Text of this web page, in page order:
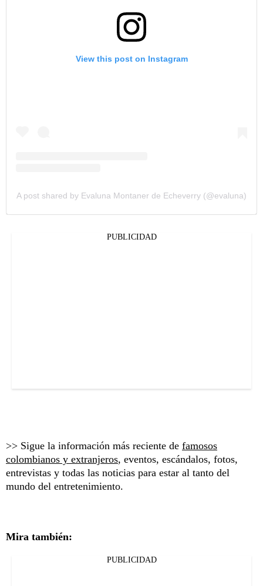
View this post on Instagram
A post shared by Evaluna Montaner de Echeverry (@evaluna)
PUBLICIDAD
>> Sigue la información más reciente de famosos
colombianos y extranjeros, eventos, escándalos, fotos,
entrevistas y todas las noticias para estar al tanto del
mundo del entretenimiento.
Mira también:
PUBLICIDAD